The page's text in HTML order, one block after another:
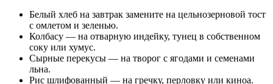
Белый хлеб на завтрак замените на цельнозерновой тост
с омлетом и зеленью.
Колбасу — на отварную индейку, тунец в собственном
соку или хумус.
Сырные перекусы — на творог с ягодами и семенами
льна.
Рис шлифованный — на гречку, перловку или киноа.